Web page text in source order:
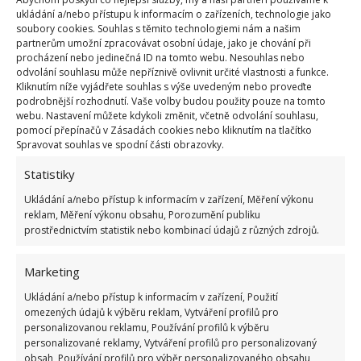
ukládání a/nebo přístupu k informacím o zařízeních, technologie jako
soubory cookies. Souhlas s těmito technologiemi nám a našim
partnerům umožní zpracovávat osobní údaje, jako je chování při
procházení nebo jedinečná ID na tomto webu. Nesouhlas nebo
odvolání souhlasu může nepříznivě ovlivnit určité vlastnosti a funkce.
Kliknutím níže vyjádřete souhlas s výše uvedeným nebo proveďte
podrobnější rozhodnutí. Vaše volby budou použity pouze na tomto
webu. Nastavení můžete kdykoli změnit, včetně odvolání souhlasu,
pomocí přepínačů v Zásadách cookies nebo kliknutím na tlačítko
Spravovat souhlas ve spodní části obrazovky.
Statistiky
Ukládání a/nebo přístup k informacím v zařízení, Měření výkonu
reklam, Měření výkonu obsahu, Porozumění publiku
prostřednictvím statistik nebo kombinací údajů z různých zdrojů.
Marketing
Ukládání a/nebo přístup k informacím v zařízení, Použití
omezených údajů k výběru reklam, Vytváření profilů pro
personalizovanou reklamu, Používání profilů k výběru
personalizované reklamy, Vytváření profilů pro personalizovaný
obsah, Používání profilů pro výběr personalizovaného obsahu,
borůvky, pomněnky a konvalinky, lilie, hortenzie,
chryzantémy, chrpy a z keřů třeba vilíny a zimolezy.
Dřevěný popel má totiž pH až 12, kdežto
kyselomilné rostliny potřebují půdní chemickou
reakci nižší než 6,5. Na BydlímeÚtulně jsme také
napsali, jak, čím a kdy byste mělipřihnojovat
česnek
Zdroje:TheGuardian,TheSpruce